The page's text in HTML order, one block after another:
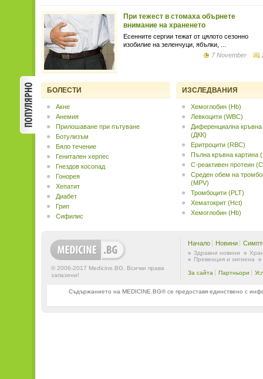
При тежест в стомаха обърнете
внимание на храненето
Есенните сергии тежат от цялото сезонно
изобилие на зеленчуци, ябълки, ...
7 November
БОЛЕСТИ
Акне
Анемия
Прилошаване при пътуване
Ботулизъм
Бяло течение
Генитален херпес
Гнездов косопад
Гонорея
Хепатит
Диабет
Грип
Сифилис
ИЗСЛЕДВАНИЯ
Хемоглобин (Hb)
Левкоцити (WBC)
Диференциална кръвна
(ДКК)
Еритроцити (RBC)
Пълна кръвна картина
С-реактивен протеин
Среден обем на
(MPV)
Тромбоцити (PLT)
Хематокрит (Hct)
Хемоглобин (Hb)
© 2006-2017 Medicine.BG. Всички права
запазени!
Начало Новини
Здравни новини
Превенция и хигиена
За сайта Партньори
Съдържанието на MEDICINE.BG® се предоставя единствено с